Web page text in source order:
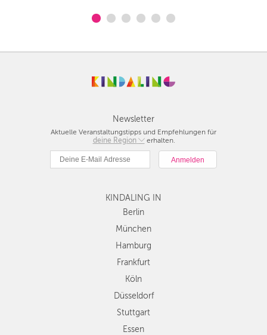
Newsletter
Aktuelle Veranstaltungstipps und Empfehlungen für
deine Region
Berlin
München
Hamburg
Köln
Düsseldorf
Stuttgart
Essen
Dresden
Nürnberg
Wien
Zürich
erhalten.
KINDALING IN
Berlin
München
Hamburg
Frankfurt
Köln
Düsseldorf
Stuttgart
Essen